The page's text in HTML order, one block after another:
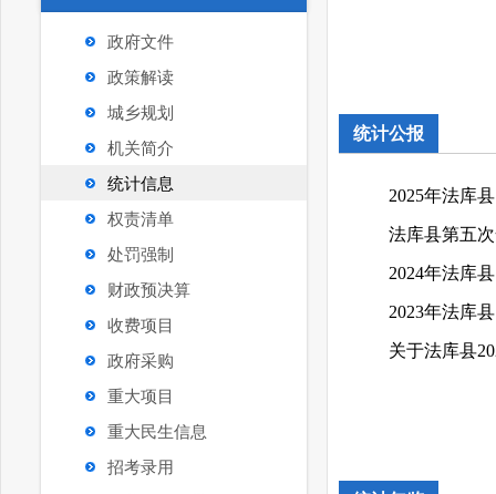
政府文件
政策解读
城乡规划
机关简介
统计信息
权责清单
处罚强制
财政预决算
收费项目
政府采购
重大项目
重大民生信息
招考录用
统计公报
2025年法库
法库县第五
2024年法库
2023年法库